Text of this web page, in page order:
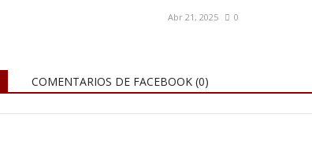
Abr 21, 2025 0
COMENTARIOS DE FACEBOOK (0)